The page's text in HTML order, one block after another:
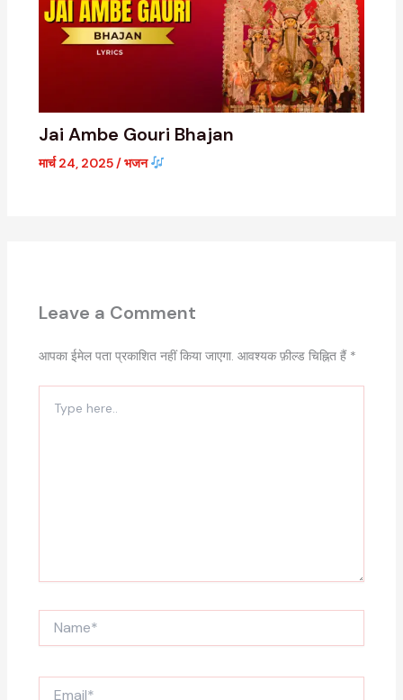
Jai Ambe Gouri Bhajan
मार्च 24, 2025/भजन
Leave a Comment
आपका ईमेल पता प्रकाशित नहीं किया जाएगा. आवश्यक फ़ील्ड चिह्नित हैं *
here..